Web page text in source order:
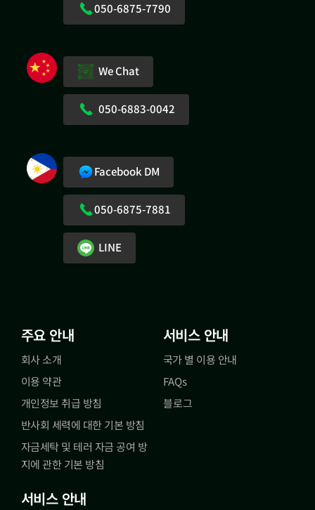
050-6875-7790
We Chat
050-6883-0042
Facebook DM
050-6875-7881
LINE
주요 안내
회사 소개
이용 약관
개인정보 취급 방침
반사회 세력에 대한 기본 방침
자금세탁 및 테러 자금 공여 방
지에 관한 기본 방침
서비스 안내
서비스 안내
국가 별 이용 안내
FAQs
블로그